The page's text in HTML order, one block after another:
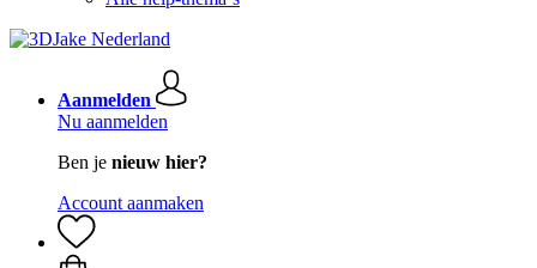
Aanmelden
Nu aanmelden
Ben je nieuw hier?
Account aanmaken